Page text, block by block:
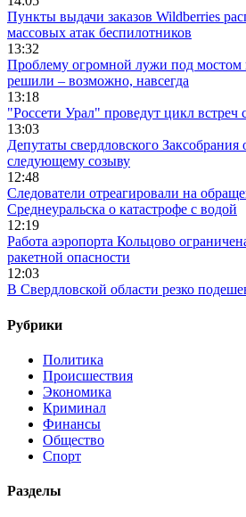
Пункты выдачи заказов Wildberries
массовых атак беспилотников
13:32
Проблему огромной лужи под мостом
решили – возможно, навсегда
13:18
"Россети Урал" проведут цикл встреч
13:03
Депутаты свердловского
следующему созыву
12:48
Следователи отреагировали на
Среднеуральска о катастрофе с водой
12:19
Работа аэропорта Кольцово
ракетной опасности
12:03
В Свердловской области резко
Рубрики
Политика
Происшествия
Экономика
Криминал
Финансы
Общество
Спорт
Разделы